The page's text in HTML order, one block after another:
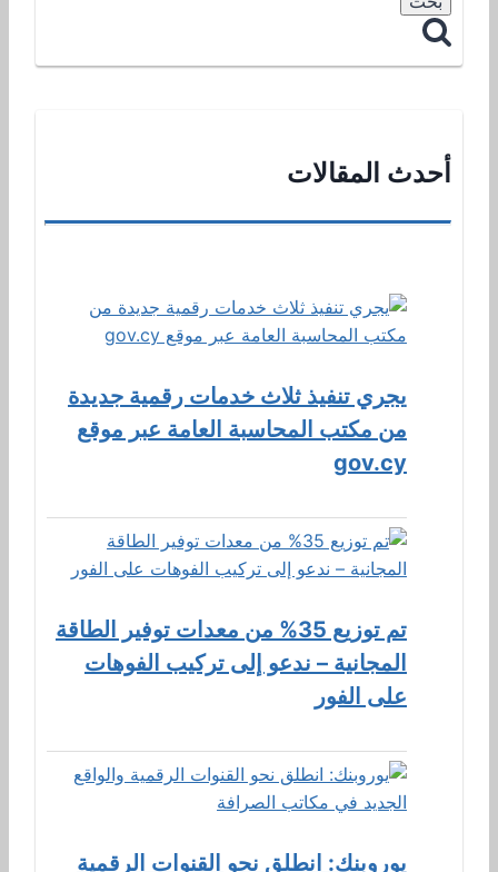
أحدث المقالات
يجري تنفيذ ثلاث خدمات رقمية جديدة
من مكتب المحاسبة العامة عبر موقع
gov.cy
تم توزيع 35% من معدات توفير الطاقة
المجانية – ندعو إلى تركيب الفوهات
على الفور
يوروبنك: انطلق نحو القنوات الرقمية